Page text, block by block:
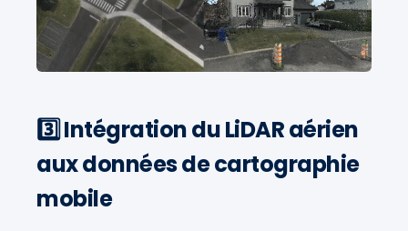
3️⃣ Intégration du LiDAR aérien
aux données de cartographie
mobile